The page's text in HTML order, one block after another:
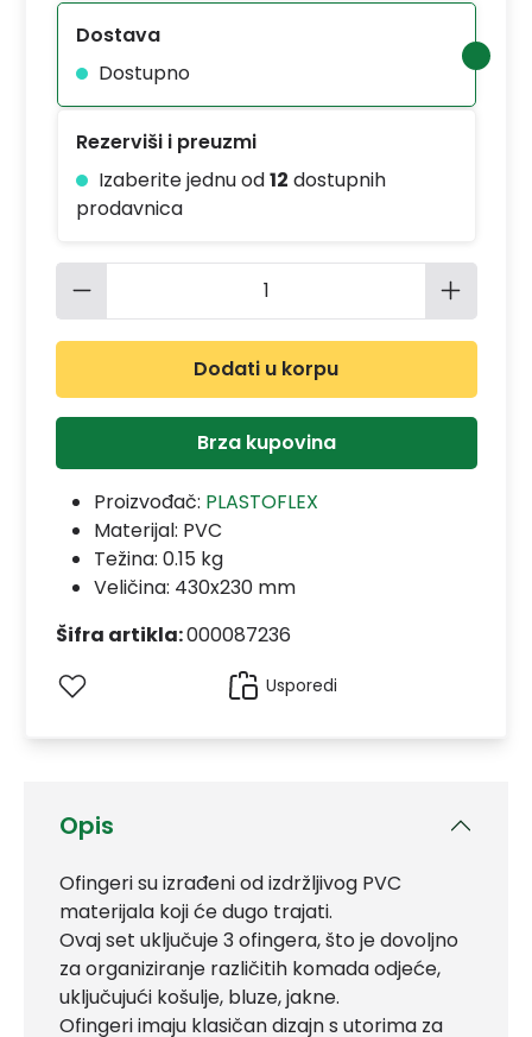
Opis
Ofingeri su izrađeni od izdržljivog PVC
materijala koji će dugo trajati.
Ovaj set uključuje 3 ofingera, što je dovoljno
za organiziranje različitih komada odjeće,
uključujući košulje, bluze, jakne.
Ofingeri imaju klasičan dizajn s utorima za
Dostava
Dostupno
Rezerviši i preuzmi
Izaberite jednu od12 dostupnih
prodavnica
Količina proizvoda: Unesite
Dodati u korpu
Brza kupovina
Proizvođač: PLASTOFLEX
Materijal: PVC
Težina: 0.15 kg
Veličina: 430x230 mm
Šifra artikla:000087236
Usporedi